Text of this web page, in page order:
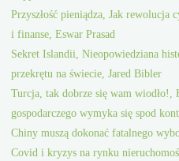
Przyszłość pieniądza, Jak rewolucja
i finanse, Eswar Prasad
Sekret Islandii, Nieopowiedziana
przekrętu na świecie, Jared Bibler
Turcja, tak dobrze się wam wiodło!,
gospodarczego wymyka się spod
Chiny muszą dokonać fatalnego
Covid i kryzys na rynku